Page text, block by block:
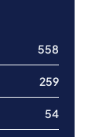
558
259
54